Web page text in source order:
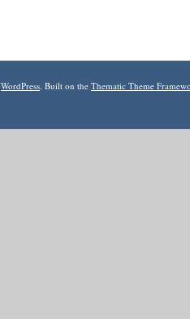
WordPress. Built on the Thematic Theme